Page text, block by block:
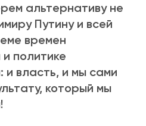
альтернативу не
Путину и всей
времен
политике
власть, и мы сами
который мы